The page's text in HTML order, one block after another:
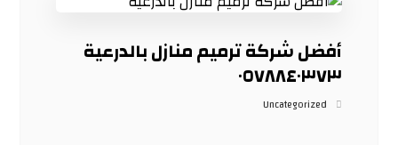
أفضل شركة ترميم منازل بالدرعية
٠٥٧٨٨٤٠٣٧٣
Uncategorized